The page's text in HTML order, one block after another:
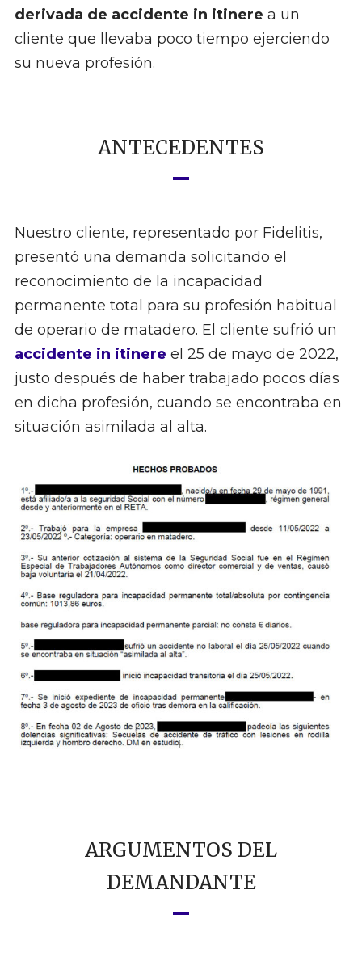
derivada de accidente in itinere a un
cliente que llevaba poco tiempo ejerciendo
su nueva profesión.
ANTECEDENTES
Nuestro cliente, representado por Fidelitis,
presentó una demanda solicitando el
reconocimiento de la incapacidad
permanente total para su profesión habitual
de operario de matadero. El cliente sufrió un
accidente in itinere el 25 de mayo de 2022,
justo después de haber trabajado pocos días
en dicha profesión, cuando se encontraba en
situación asimilada al alta.
ARGUMENTOS DEL
DEMANDANTE